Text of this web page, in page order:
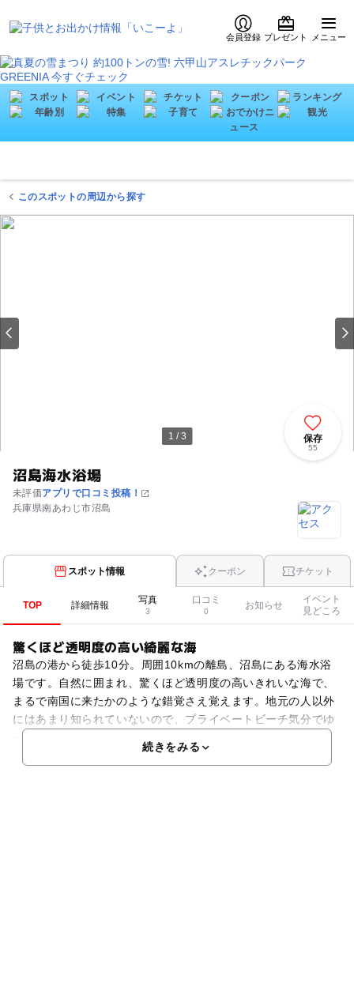
会員登録 プレゼント メニュー
このスポットの周辺から探す
1 / 3
沼島海水浴場
未評価アプリで口コミ投稿！
兵庫県南あわじ市沼島
保存
55
スポット情報 クーポン チケット
TOP 詳細情報 写真
3
口コミ
0
お知らせ
イベント
見どころ
驚くほど透明度の高い綺麗な海
沼島の港から徒歩10分。周囲10kmの離島、沼島にある海水浴
場です。自然に囲まれ、驚くほど透明度の高いきれいな海で、
まるで南国に来たかのような錯覚さえ覚えます。地元の人以外
にはあまり知られていないので、プライベートビーチ気分でゆ
続きをみる